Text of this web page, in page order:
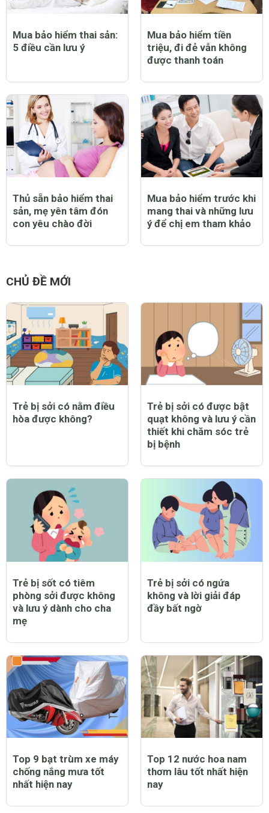
Mua bảo hiểm thai sản:
5 điều cần lưu ý
Mua bảo hiểm tiền
triệu, đi đẻ vẫn không
được thanh toán
Thủ sẵn bảo hiểm thai
sản, mẹ yên tâm đón
con yêu chào đời
Mua bảo hiểm trước khi
mang thai và những lưu
ý để chị em tham khảo
CHỦ ĐỀ MỚI
Trẻ bị sởi có nằm điều
hòa được không?
Trẻ bị sởi có được bật
quạt không và lưu ý cần
thiết khi chăm sóc trẻ
bị bệnh
Trẻ bị sốt có tiêm
phòng sởi được không
và lưu ý dành cho cha
mẹ
Trẻ bị sởi có ngứa
không và lời giải đáp
đầy bất ngờ
Top 9 bạt trùm xe máy
chống nắng mưa tốt
nhất hiện nay
Top 12 nước hoa nam
thơm lâu tốt nhất hiện
nay